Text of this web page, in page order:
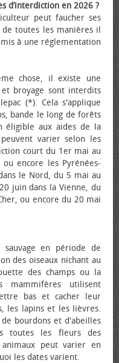
d’interdiction en 2026 ?
peut faucher ses
toutes les manières il
à une réglementation
chose, il existe une
broyage sont interdits
(*). Cela s'applique
bande le long de forêts
éligible aux aides de la
varier selon les
court du 1er mai au
encore les Pyrénées-
le Nord, du 5 mai au
juin dans la Vienne, du
ou encore du 20 mai
en période de
des oiseaux nichant au
des champs ou la
utilisent
bas et cacher leur
les lapins et les lièvres.
bourdons et d'abeilles
toutes les fleurs des
peut varier en
les dates varient.